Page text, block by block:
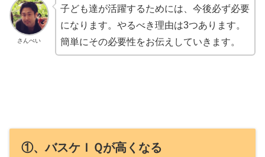
さんぺい
子ども達が活躍するためには、今後必ず必要
になります。やるべき理由は3つあります。
簡単にその必要性をお伝えしていきます。
①、バスケＩＱが高くなる